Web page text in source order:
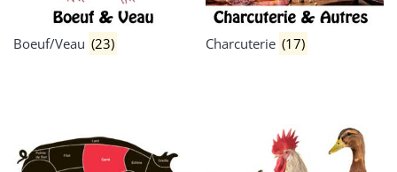
Boeuf/Veau (23) Charcuterie (17)